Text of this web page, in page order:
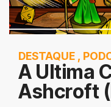
DESTAQUE ,
A Ultima
Ashcroft